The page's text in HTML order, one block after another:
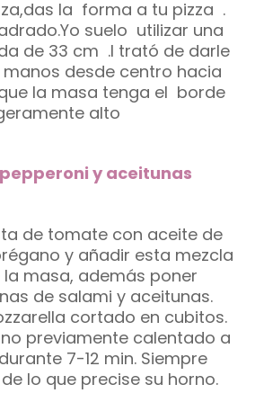
la forma a tu pizza .
suelo utilizar una
de 33 cm .I trató de darle
desde centro hacia
la masa tenga el borde
alto
y aceitunas
de tomate con aceite de
y añadir esta mezcla
masa, además poner
de salami y aceitunas.
cortado en cubitos.
previamente calentado a
7-12 min. Siempre
lo que precise su horno.